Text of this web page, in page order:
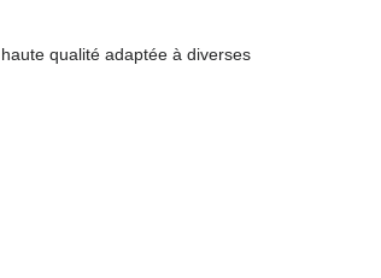
qualité adaptée à diverses